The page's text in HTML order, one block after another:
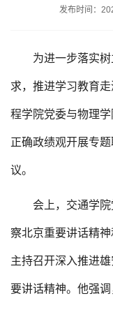
发布时间：
为进一步落实
求，推进学习教育
程学院党委与物理
正确政绩观开展专
议。
会上，交通学
察北京重要讲话精
主持召开深入推进
要讲话精神。他强